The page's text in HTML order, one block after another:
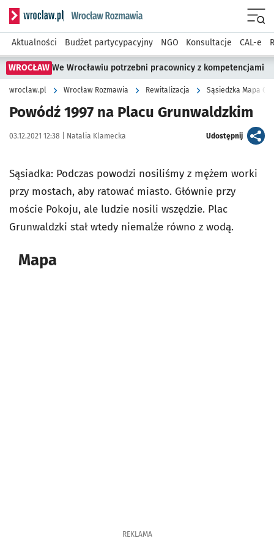
Serwis informacyjny wroclaw.pl podserwis: Rozmawia
Aktualności Budżet partycypacyjny NGO Konsultacje CAL-e
WROCŁAW We Wrocławiu potrzebni pracownicy z kompetencjami
wroclaw.pl Wrocław Rozmawia Rewitalizacja Sąsiedzka Mapa
Powódź 1997 na Placu Grunwaldzkim
Data publikacji:
03.12.2021 12:38 | Autor:
Natalia Klamecka Udostępnijartykuł
Sąsiadka: Podczas powodzi nosiliśmy z mężem worki
przy mostach, aby ratować miasto. Głównie przy
moście Pokoju, ale ludzie nosili wszędzie. Plac
Grunwaldzki stał wtedy niemalże równo z wodą.
Mapa
REKLAMA